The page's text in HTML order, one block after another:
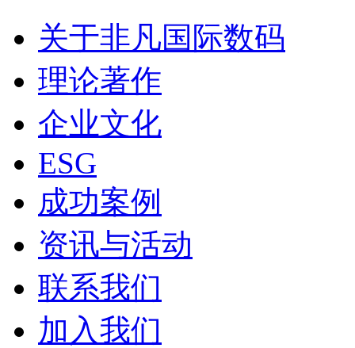
关于非凡国际数码
理论著作
企业文化
ESG
成功案例
资讯与活动
联系我们
加入我们